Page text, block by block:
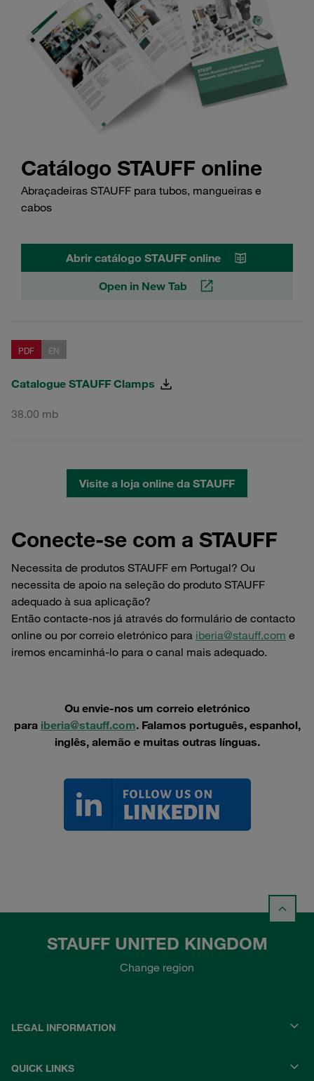
Catálogo STAUFF online
Abraçadeiras STAUFF para tubos, mangueiras e
cabos
Abrir catálogo STAUFF online
Open in New Tab
PDF EN
Catalogue STAUFF Clamps
38.00 mb
Visite a loja online da STAUFF
Conecte-se com a STAUFF
Necessita de produtos STAUFF em Portugal? Ou
necessita de apoio na seleção do produto STAUFF
adequado à sua aplicação?
Então contacte-nos já através do formulário de contacto
online ou por correio eletrónico para iberia@stauff.com e
iremos encaminhá-lo para o canal mais adequado.
Ou envie-nos um correio eletrónico
para iberia@stauff.com. Falamos português, espanhol,
inglês, alemão e muitas outras línguas.
STAUFF UNITED KINGDOM
Change region
LEGAL INFORMATION
QUICK LINKS